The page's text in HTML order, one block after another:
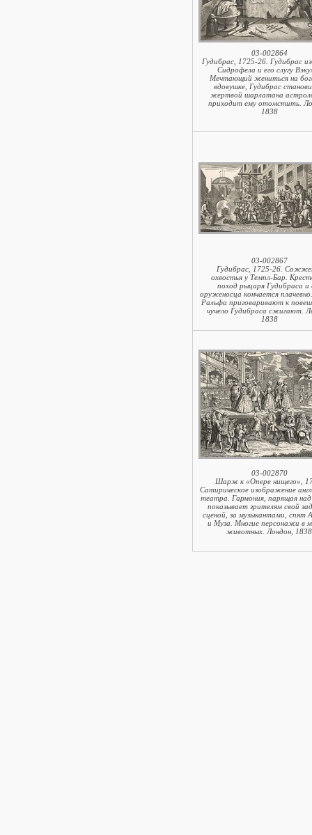
03-002864
Гудибрас, 1725-26. Гудибрас
Сидрофела и его слугу
Мечтающий жениться на
вдовушке, Гудибрас
жертвой шарлатана
приходит ему отомстить.
1838
03-002867
Гудибрас, 1725-26.
охвостья у Темпл-Бар.
поход рыцаря Гудибраса и
оруженосца кончается
Ральфа приговаривают к
чучело Гудибраса сжигают.
1838
03-002870
Шарж к «Опере нищего»,
Сатирическое изображение
театра. Гармония, парящая над
показывает зрителям свой
сценой, за музыкантами, спят
и Муза. Многие персонажи в
животных. Лондон, 1838